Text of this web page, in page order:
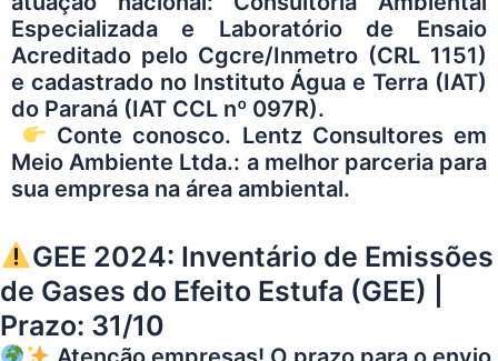
Especializada e Laboratório de Ensaio
Acreditado pelo Cgcre/Inmetro (CRL 1151)
e cadastrado no Instituto Água e Terra (IAT)
do Paraná (IAT CCL nº 097R).
Conte conosco. Lentz Consultores em
Meio Ambiente Ltda.: a melhor parceria para
sua empresa na área ambiental.
GEE 2024: Inventário de Emissões
de Gases do Efeito Estufa (GEE) |
Prazo: 31/10